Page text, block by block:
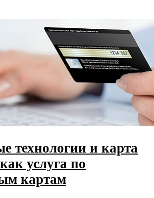
технологии и карта
услуга по
картам